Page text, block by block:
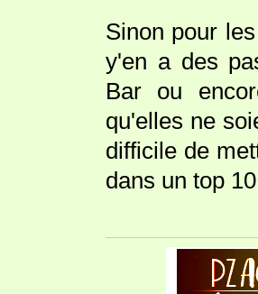
Sinon pour
y'en a des
Bar ou
qu'elles ne
difficile de
dans un top